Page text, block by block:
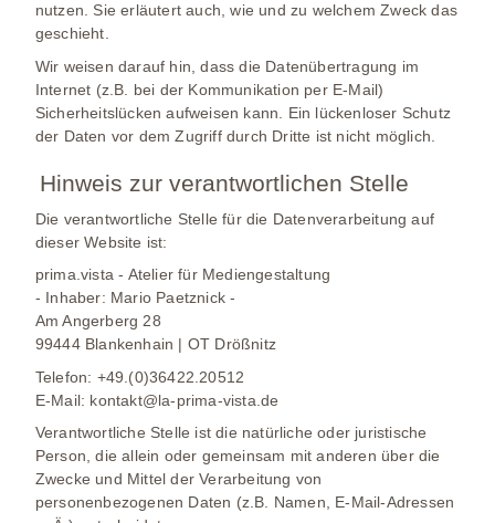
nutzen. Sie erläutert auch, wie und zu welchem Zweck das
geschieht.
Wir weisen darauf hin, dass die Datenübertragung im
Internet (z.B. bei der Kommunikation per E-Mail)
Sicherheitslücken aufweisen kann. Ein lückenloser Schutz
der Daten vor dem Zugriff durch Dritte ist nicht möglich.
Hinweis zur verantwortlichen Stelle
Die verantwortliche Stelle für die Datenverarbeitung auf
dieser Website ist:
prima.vista - Atelier für Mediengestaltung
- Inhaber: Mario Paetznick -
Am Angerberg 28
99444 Blankenhain | OT Drößnitz
Telefon: +49.(0)36422.20512
E-Mail: kontakt@la-prima-vista.de
Verantwortliche Stelle ist die natürliche oder juristische
Person, die allein oder gemeinsam mit anderen über die
Zwecke und Mittel der Verarbeitung von
personenbezogenen Daten (z.B. Namen, E-Mail-Adressen